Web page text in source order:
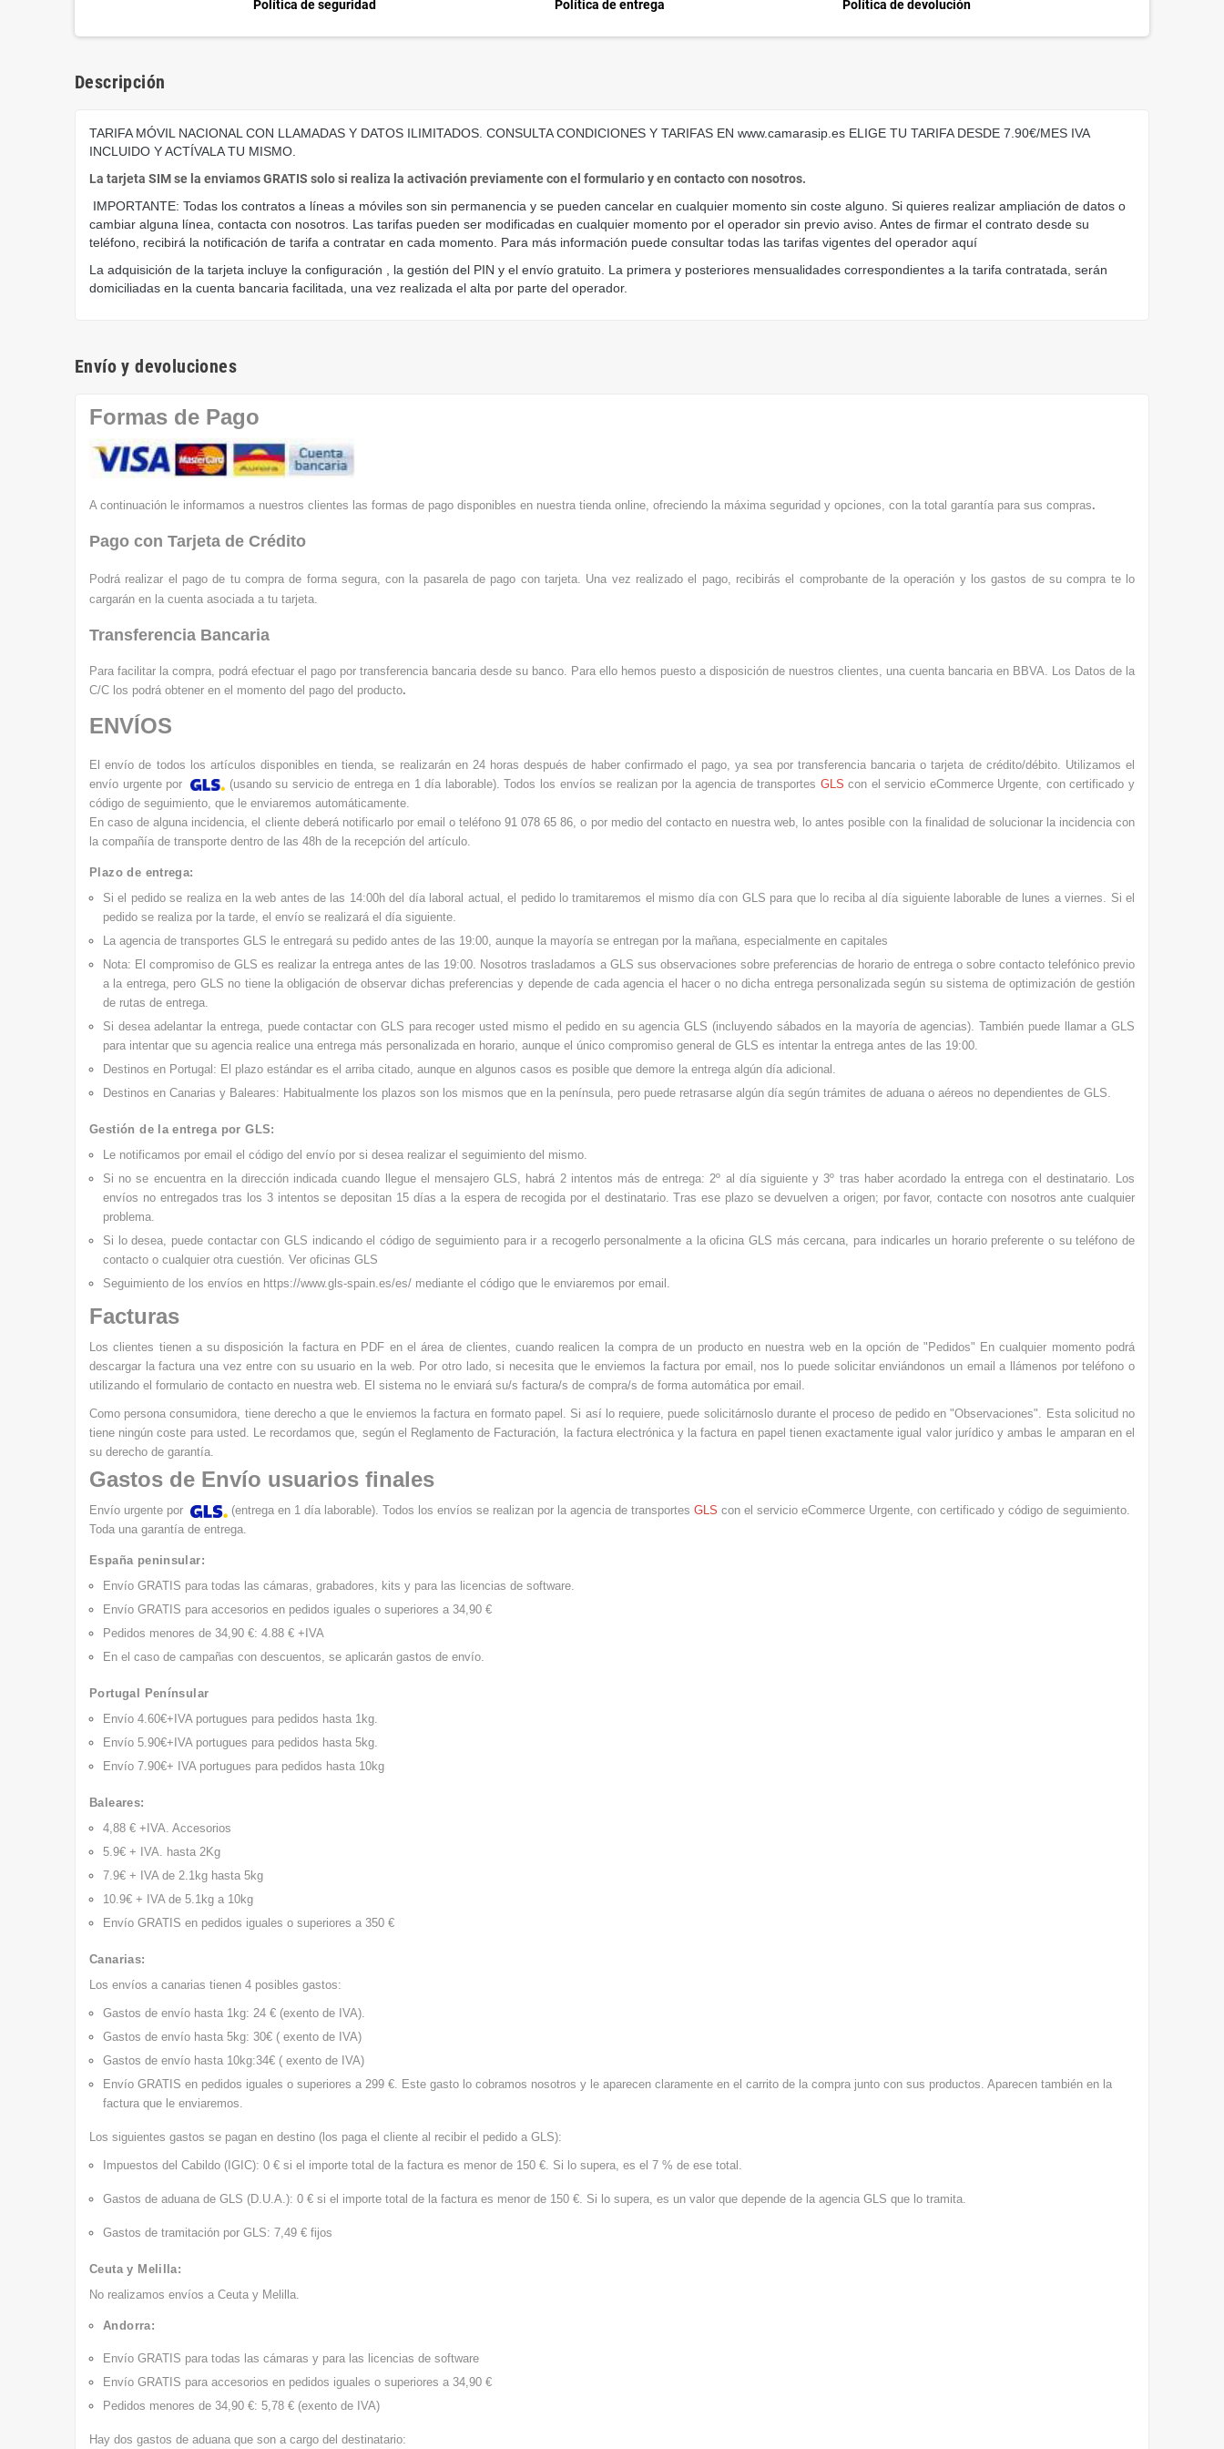
Política de seguridad Política de entrega Política de devolución
Descripción
TARIFA MÓVIL NACIONAL CON LLAMADAS Y DATOS ILIMITADOS. CONSULTA CONDICIONES Y TARIFAS EN www.camarasip.es ELIGE TU TARIFA DESDE 7.90€/MES IVA
INCLUIDO Y ACTÍVALA TU MISMO.
La tarjeta SIM se la enviamos GRATIS solo si realiza la activación previamente con el formulario y en contacto con nosotros.
cambiar alguna línea, contacta con nosotros. Las tarifas pueden ser modificadas en cualquier momento por el operador sin previo aviso. Antes de firmar el contrato desde su
teléfono, recibirá la notificación de tarifa a contratar en cada momento. Para más información puede consultar todas las tarifas vigentes del operador aquí
La adquisición de la tarjeta incluye la configuración , la gestión del PIN y el envío gratuito. La primera y posteriores mensualidades correspondientes a la tarifa contratada, serán
domiciliadas en la cuenta bancaria facilitada, una vez realizada el alta por parte del operador.
Envío y devoluciones
Formas de Pago
A continuación le informamos a nuestros clientes las formas de pago disponibles en nuestra tienda online, ofreciendo la máxima seguridad y opciones, con la total garantía para sus compras.
Pago con Tarjeta de Crédito
Podrá realizar el pago de tu compra de forma segura, con la pasarela de pago con tarjeta. Una vez realizado el pago, recibirás el comprobante de la operación y los gastos de su compra te lo
cargarán en la cuenta asociada a tu tarjeta.
Transferencia Bancaria
Para facilitar la compra, podrá efectuar el pago por transferencia bancaria desde su banco. Para ello hemos puesto a disposición de nuestros clientes, una cuenta bancaria en BBVA. Los Datos de la
C/C los podrá obtener en el momento del pago del producto.
ENVÍOS
El envío de todos los artículos disponibles en tienda, se realizarán en 24 horas después de haber confirmado el pago, ya sea por transferencia bancaria o tarjeta de crédito/débito. Utilizamos el
envío urgente por (usando su servicio de entrega en 1 día laborable). Todos los envíos se realizan por la agencia de transportes GLS con el servicio eCommerce Urgente, con certificado y
código de seguimiento, que le enviaremos automáticamente.
En caso de alguna incidencia, el cliente deberá notificarlo por email o teléfono91 078 65 86, o por medio del contacto en nuestra web, lo antes posible con la finalidad de solucionar la incidencia con
la compañía de transporte dentro de las 48h de la recepción del artículo.
Plazo de entrega:
Si el pedido se realiza en la web antes de las 14:00h del día laboral actual, el pedido lo tramitaremos el mismo día con GLS para que lo reciba al día siguiente laborable de lunes a viernes. Si el
pedido se realiza por la tarde, el envío se realizará el día siguiente.
La agencia de transportes GLS le entregará su pedido antes de las 19:00, aunque la mayoría se entregan por la mañana, especialmente en capitales
Nota: El compromiso de GLS es realizar la entrega antes de las 19:00. Nosotros trasladamos a GLS sus observaciones sobre preferencias de horario de entrega o sobre contacto telefónico previo
a la entrega, pero GLS no tiene la obligación de observar dichas preferencias y depende de cada agencia el hacer o no dicha entrega personalizada según su sistema de optimización de gestión
de rutas de entrega.
Si desea adelantar la entrega, puede contactar con GLS para recoger usted mismo el pedido en su agencia GLS (incluyendo sábados en la mayoría de agencias). También puede llamar a GLS
para intentar que su agencia realice una entrega más personalizada en horario, aunque el único compromiso general de GLS es intentar la entrega antes de las 19:00.
Destinos en Portugal: El plazo estándar es el arriba citado, aunque en algunos casos es posible que demore la entrega algún día adicional.
Destinos en Canarias y Baleares: Habitualmente los plazos son los mismos que en la península, pero puede retrasarse algún día según trámites de aduana o aéreos no dependientes de GLS.
Gestión de la entrega por GLS:
Le notificamos por email el código del envío por si desea realizar el seguimiento del mismo.
Si no se encuentra en la dirección indicada cuando llegue el mensajero GLS, habrá 2 intentos más de entrega: 2º al día siguiente y 3º tras haber acordado la entrega con el destinatario. Los
envíos no entregados tras los 3 intentos se depositan 15 días a la espera de recogida por el destinatario. Tras ese plazo se devuelven a origen; por favor, contacte con nosotros ante cualquier
problema.
Si lo desea, puede contactar con GLS indicando el código de seguimiento para ir a recogerlo personalmente a la oficina GLS más cercana, para indicarles un horario preferente o su teléfono de
contacto o cualquier otra cuestión. Ver oficinas GLS
Seguimiento de los envíos en https://www.gls-spain.es/es/ mediante el código que le enviaremos por email.
Facturas
Los clientes tienen a su disposición la factura en PDF en el área de clientes, cuando realicen la compra de un producto en nuestra web en la opción de "Pedidos" En cualquier momento podrá
descargar la factura una vez entre con su usuario en la web. Por otro lado, si necesita que le enviemos la factura por email, nos lo puede solicitar enviándonos un email a llámenos por teléfono o
utilizando el formulario de contacto en nuestra web. El sistema no le enviará su/s factura/s de compra/s de forma automática por email.
Como persona consumidora, tiene derecho a que le enviemos la factura en formato papel. Si así lo requiere, puede solicitárnoslo durante el proceso de pedido en "Observaciones". Esta solicitud no
tiene ningún coste para usted. Le recordamos que, según el Reglamento de Facturación, la factura electrónica y la factura en papel tienen exactamente igual valor jurídico y ambas le amparan en el
su derecho de garantía.
Gastos de Envío usuarios finales
Envío urgente por (entrega en 1 día laborable). Todos los envíos se realizan por la agencia de transportes GLS con el servicio eCommerce Urgente, con certificado y código de seguimiento.
Toda una garantía de entrega.
España peninsular:
Envío GRATIS para todas las cámaras, grabadores, kits y para las licencias de software.
Envío GRATIS para accesorios en pedidos iguales o superiores a 34,90 €
Pedidos menores de 34,90 €: 4.88 € +IVA
En el caso de campañas con descuentos, se aplicarán gastos de envío.
Portugal Penínsular
Envío 4.60€+IVA portugues para pedidos hasta 1kg.
Envío 5.90€+IVA portugues para pedidos hasta 5kg.
Envío 7.90€+ IVA portugues para pedidos hasta 10kg
Baleares:
4,88 € +IVA. Accesorios
5.9€ + IVA. hasta 2Kg
7.9€ + IVA de 2.1kg hasta 5kg
10.9€ + IVA de 5.1kg a 10kg
Envío GRATIS en pedidos iguales o superiores a 350 €
Canarias:
Los envíos a canarias tienen 4 posibles gastos:
Gastos de envío hasta 1kg: 24 € (exento de IVA).
Gastos de envío hasta 5kg: 30€ ( exento de IVA)
Gastos de envío hasta 10kg:34€ ( exento de IVA)
Envío GRATIS en pedidos iguales o superiores a 299 €. Este gasto lo cobramos nosotros y le aparecen claramente en el carrito de la compra junto con sus productos. Aparecen también en la
factura que le enviaremos.
Los siguientes gastos se pagan en destino (los paga el cliente al recibir el pedido a GLS):
Impuestos del Cabildo (IGIC): 0 € si el importe total de la factura es menor de 150 €. Si lo supera, es el 7 % de ese total.
Gastos de aduana de GLS (D.U.A.): 0 € si el importe total de la factura es menor de 150 €. Si lo supera, es un valor que depende de la agencia GLS que lo tramita.
Gastos de tramitación por GLS: 7,49 € fijos
Ceuta y Melilla:
No realizamos envíos a Ceuta y Melilla.
Andorra:
Envío GRATIS para todas las cámaras y para las licencias de software
Envío GRATIS para accesorios en pedidos iguales o superiores a 34,90 €
Pedidos menores de 34,90 €: 5,78 € (exento de IVA)
Hay dos gastos de aduana que son a cargo del destinatario: